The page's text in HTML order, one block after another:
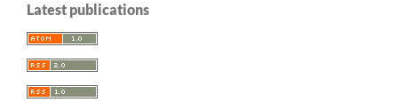
Latest publications